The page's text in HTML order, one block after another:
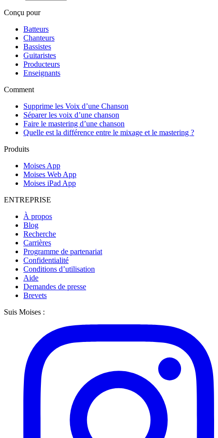
Conçu pour
Batteurs
Chanteurs
Bassistes
Guitaristes
Producteurs
Enseignants
Comment
Supprime les Voix d’une Chanson
Séparer les voix d’une chanson
Faire le mastering d’une chanson
Quelle est la différence entre le mixage et le mastering ?
Produits
Moises App
Moises Web App
Moises iPad App
ENTREPRISE
À propos
Blog
Recherche
Carrières
Programme de partenariat
Confidentialité
Conditions d’utilisation
Aide
Demandes de presse
Brevets
Suis Moises :